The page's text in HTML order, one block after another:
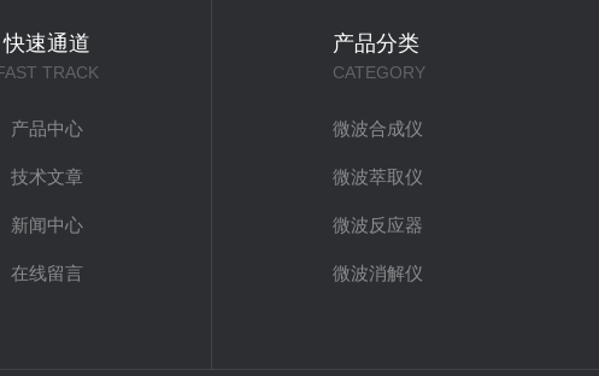
快速通道
TRACK
产品中心
技术文章
新闻中心
在线留言
产品分类
CATEGORY
微波合成仪
微波萃取仪
微波反应器
微波消解仪